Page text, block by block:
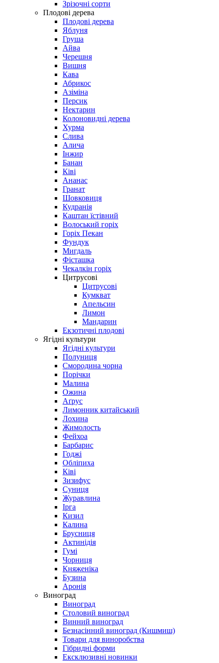
Зрізочні сорти
Плодові дерева
Плодові дерева
Яблуня
Груша
Айва
Черешня
Вишня
Кава
Абрикос
Азіміна
Персик
Нектарин
Колоновидні дерева
Хурма
Слива
Алича
Інжир
Банан
Ківі
Ананас
Гранат
Шовковиця
Кудранія
Каштан їстівний
Волоський горіх
Горіх Пекан
Фундук
Мигдаль
Фісташка
Чекалкін горіх
Цитрусові
Цитрусові
Кумкват
Апельсин
Лимон
Мандарин
Екзотичні плодові
Ягідні культури
Ягідні культури
Полуниця
Смородина чорна
Порічки
Малина
Ожина
Аґрус
Лимонник китайський
Лохина
Жимолость
Фейхоа
Барбарис
Годжі
Обліпиха
Ківі
Зизифус
Суниця
Журавлина
Ірга
Кизил
Калина
Брусниця
Актинідія
Гумі
Чорниця
Княженіка
Бузина
Аронія
Виноград
Виноград
Столовий виноград
Винний виноград
Безнасінний виноград (Кишмиш)
Товари для виноробства
Гібридні форми
Ексклюзивні новинки